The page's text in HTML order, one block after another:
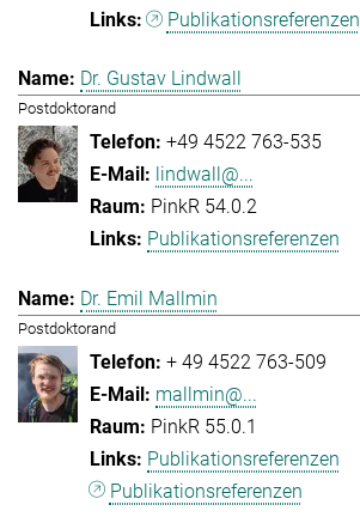
Publikationsreferenzen
Dr. Gustav Lindwall
Postdoktorand
+49 4522 763-535
lindwall@...
PinkR 54.0.2
Publikationsreferenzen
Dr. Emil Mallmin
Postdoktorand
+ 49 4522 763-509
mallmin@...
PinkR 55.0.1
Publikationsreferenzen
Publikationsreferenzen